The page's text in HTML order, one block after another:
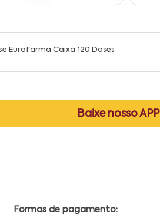
Eurofarma Caixa 120 Doses
Baixe nosso APP
Formas de pagamento: